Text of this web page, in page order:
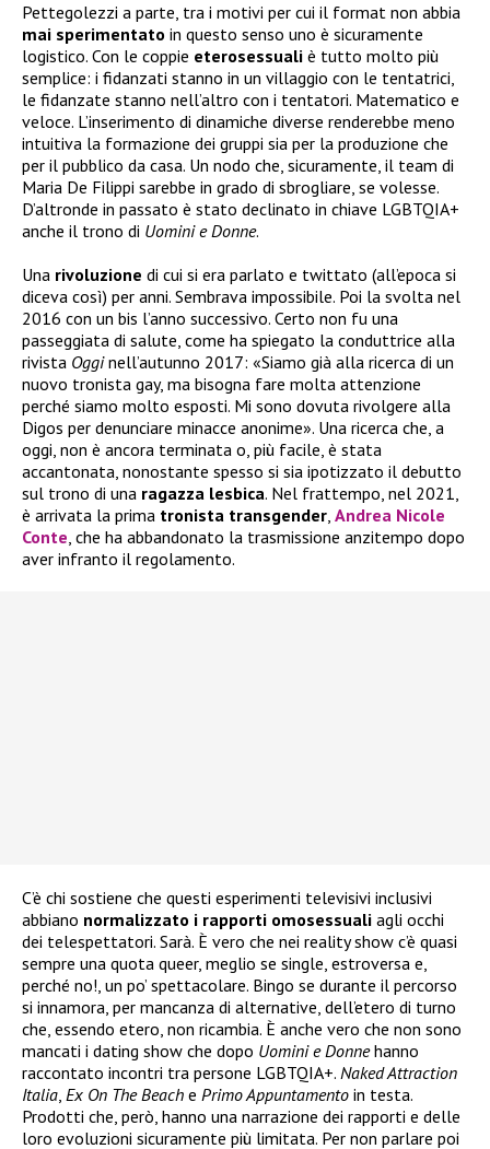
Pettegolezzi a parte, tra i motivi per cui il format non abbia
mai sperimentato in questo senso uno è sicuramente
logistico. Con le coppie eterosessuali è tutto molto più
semplice: i fidanzati stanno in un villaggio con le tentatrici,
le fidanzate stanno nell’altro con i tentatori. Matematico e
veloce. L’inserimento di dinamiche diverse renderebbe meno
intuitiva la formazione dei gruppi sia per la produzione che
per il pubblico da casa. Un nodo che, sicuramente, il team di
Maria De Filippi sarebbe in grado di sbrogliare, se volesse.
D’altronde in passato è stato declinato in chiave LGBTQIA+
anche il trono di Uomini e Donne.
Una rivoluzione di cui si era parlato e twittato (all’epoca si
diceva così) per anni. Sembrava impossibile. Poi la svolta nel
2016 con un bis l’anno successivo. Certo non fu una
passeggiata di salute, come ha spiegato la conduttrice alla
rivista Ogginell’autunno 2017: «Siamo già alla ricerca di un
nuovo tronista gay, ma bisogna fare molta attenzione
perché siamo molto esposti. Mi sono dovuta rivolgere alla
Digos per denunciare minacce anonime». Una ricerca che, a
oggi, non è ancora terminata o, più facile, è stata
accantonata, nonostante spesso si sia ipotizzato il debutto
sul trono di una ragazza lesbica. Nel frattempo, nel 2021,
è arrivata la prima tronista transgender, Andrea Nicole
Conte, che ha abbandonato la trasmissione anzitempo dopo
aver infranto il regolamento.
C’è chi sostiene che questi esperimenti televisivi inclusivi
abbiano normalizzato i rapporti omosessuali agli occhi
dei telespettatori. Sarà. È vero che nei reality show c’è quasi
sempre una quota queer, meglio se single, estroversa e,
perché no!, un po’ spettacolare. Bingo se durante il percorso
si innamora, per mancanza di alternative, dell’etero di turno
che, essendo etero, non ricambia. È anche vero che non sono
mancati i dating show che dopo Uomini e Donnehanno
raccontato incontri tra persone LGBTQIA+. Naked Attraction
Italia, Ex On The Beach e Primo Appuntamento in testa.
Prodotti che, però, hanno una narrazione dei rapporti e delle
loro evoluzioni sicuramente più limitata. Per non parlare poi